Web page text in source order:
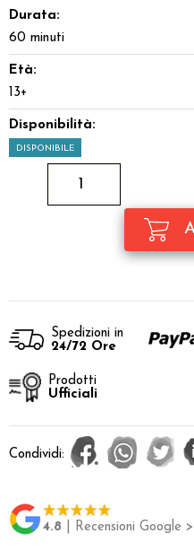
Durata:
60 minuti
Età:
13+
Disponibilità:
DISPONIBILE
Spedizioni in
24/72 Ore
Prodotti
Ufficiali
Condividi:
4.8 | Recensioni Google >